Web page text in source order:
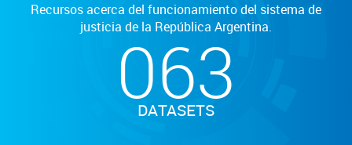
Recursos acerca del funcionamiento del sistema de
justicia de la República Argentina.
063
DATASETS